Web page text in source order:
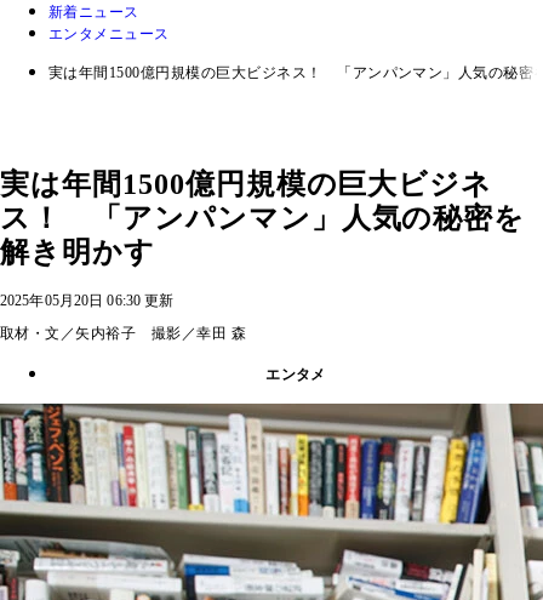
新着ニュース
エンタメニュース
実は年間1500億円規模の巨大ビジネス！ 「アンパンマン」人気の秘密
実は年間1500億円規模の巨大ビジネ
ス！ 「アンパンマン」人気の秘密を
解き明かす
2025年05月20日 06:30 更新
取材・文／矢内裕子 撮影／幸田 森
エンタメ